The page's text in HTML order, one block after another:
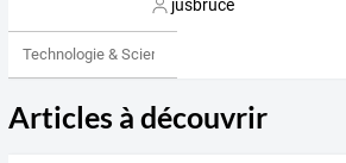
jusbruce
Technologie & Science
Articles à découvrir